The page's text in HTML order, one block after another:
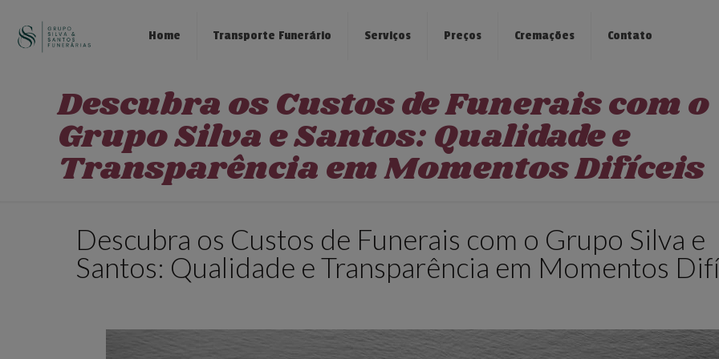
Home Transporte Funerário Serviços Preços Cremações Contato
Descubra os Custos de Funerais com o
Grupo Silva e Santos: Qualidade e
Transparência em Momentos Difíceis
Descubra os Custos de Funerais com o Grupo Silva e
Santos: Qualidade e Transparência em Momentos